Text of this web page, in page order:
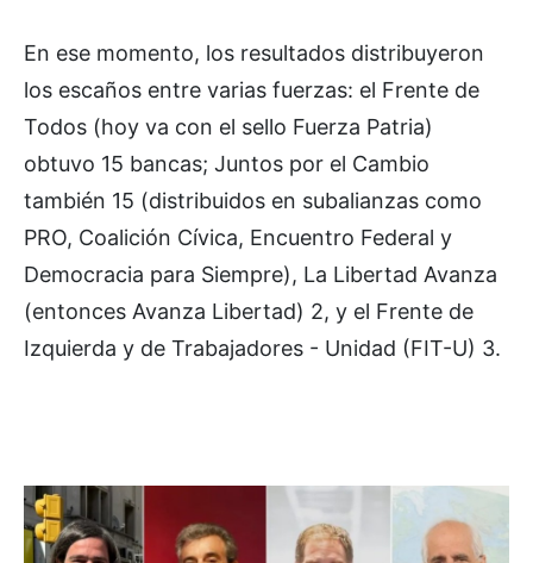
En ese momento, los resultados distribuyeron
los escaños entre varias fuerzas: el Frente de
Todos (hoy va con el sello Fuerza Patria)
obtuvo 15 bancas; Juntos por el Cambio
también 15 (distribuidos en subalianzas como
PRO, Coalición Cívica, Encuentro Federal y
Democracia para Siempre), La Libertad Avanza
(entonces Avanza Libertad) 2, y el Frente de
Izquierda y de Trabajadores - Unidad (FIT-U) 3.